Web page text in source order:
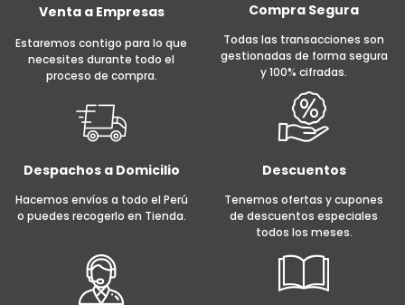
Venta a Empresas
Estaremos contigo para lo que
necesites durante todo el
proceso de compra.
Compra Segura
Todas las transacciones son
gestionadas de forma segura
y 100% cifradas.
Despachos a Domicilio
Hacemos envíos a todo el Perú
o puedes recogerlo en Tienda.
Descuentos
Tenemos ofertas y cupones
de descuentos especiales
todos los meses.